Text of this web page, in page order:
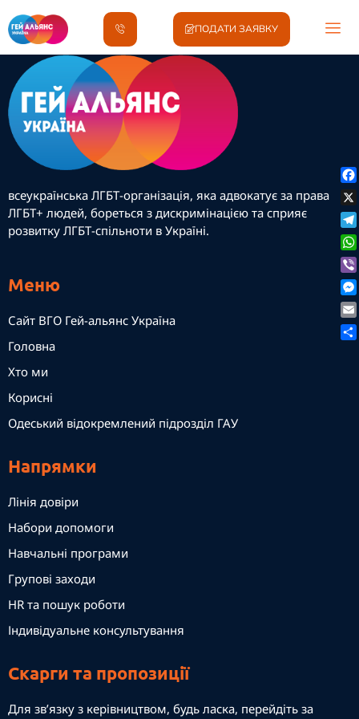
ПОДАТИ ЗАЯВКУ
всеукраїнська ЛГБТ-організація, яка адвокатує за права
ЛГБТ+ людей, бореться з дискримінацією та сприяє
розвитку ЛГБТ-спільноти в Україні.
Меню
Сайт ВГО Гей-альянс Україна
Головна
Хто ми
Корисні
Одеський відокремлений підрозділ ГАУ
Напрямки
Лінія довіри
Набори допомоги
Навчальні програми
Групові заходи
HR та пошук роботи
Індивідуальне консультування
Скарги та пропозиції
Для зв’язку з керівництвом, будь ласка, перейдіть за
X